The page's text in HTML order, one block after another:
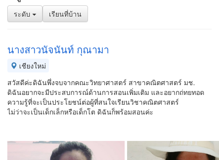
ระดับ เรียนที่บ้าน
นางสาวนัจนันท์ กุณามา
เชียงใหม่
สวัสดีค่ะดิฉันพึ่งจบจากคณะวิทยาศาสตร์ สาขาคณิตศาสตร์ มช.
ดิฉันอยากจะมีประสบการณ์ด้านการสอนเพิ่มเติม และอยากถ่ทยทอด
ความรู้ที่จะเป็นประโยชน์ต่อผู้ที่สนใจเรียนวิชาคณิตศาสตร์
ไม่ว่าจะเป็นเด็กเล็กหรือเด็กโต ดิฉันก็พร้อมสอนค่ะ